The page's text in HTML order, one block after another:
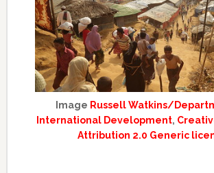
Image Russell Watkins/
International Development,
Attribution 2.0 Generic